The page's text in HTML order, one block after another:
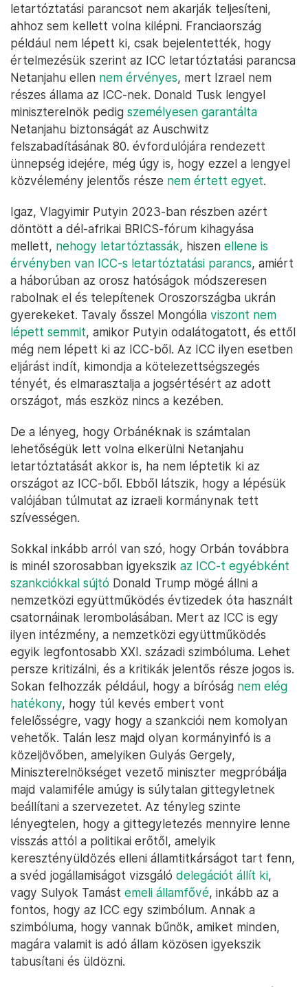
letartóztatási parancsot nem akarják teljesíteni,
ahhoz sem kellett volna kilépni. Franciaország
például nem lépett ki, csak bejelentették, hogy
értelmezésük szerint az ICC letartóztatási parancsa
Netanjahu ellen nem érvényes, mert Izrael nem
részes állama az ICC-nek. Donald Tusk lengyel
miniszterelnök pedig személyesen garantálta
Netanjahu biztonságát az Auschwitz
felszabadításának 80. évfordulójára rendezett
ünnepség idejére, még úgy is, hogy ezzel a lengyel
közvélemény jelentős része nem értett egyet.
Igaz, Vlagyimir Putyin 2023-ban részben azért
döntött a dél-afrikai BRICS-fórum kihagyása
mellett, nehogy letartóztassák, hiszen ellene is
érvényben van ICC-s letartóztatási parancs, amiért
a háborúban az orosz hatóságok módszeresen
rabolnak el és telepítenek Oroszországba ukrán
gyerekeket. Tavaly ősszel Mongólia viszont nem
lépett semmit, amikor Putyin odalátogatott, és ettől
még nem lépett ki az ICC-ből. Az ICC ilyen esetben
eljárást indít, kimondja a kötelezettségszegés
tényét, és elmarasztalja a jogsértésért az adott
országot, más eszköz nincs a kezében.
De a lényeg, hogy Orbánéknak is számtalan
lehetőségük lett volna elkerülni Netanjahu
letartóztatását akkor is, ha nem léptetik ki az
országot az ICC-ből. Ebből látszik, hogy a lépésük
valójában túlmutat az izraeli kormánynak tett
szívességen.
Sokkal inkább arról van szó, hogy Orbán továbbra
is minél szorosabban igyekszik az ICC-t egyébként
szankciókkal sújtó Donald Trump mögé állni a
nemzetközi együttműködés évtizedek óta használt
csatornáinak lerombolásában. Mert az ICC is egy
ilyen intézmény, a nemzetközi együttműködés
egyik legfontosabb XXI. századi szimbóluma. Lehet
persze kritizálni, és a kritikák jelentős része jogos is.
Sokan felhozzák például, hogy a bíróság nem elég
hatékony, hogy túl kevés embert vont
felelősségre, vagy hogy a szankciói nem komolyan
vehetők. Talán lesz majd olyan kormányinfó is a
közeljövőben, amelyiken Gulyás Gergely,
Miniszterelnökséget vezető miniszter megpróbálja
majd valamiféle amúgy is súlytalan gittegyletnek
beállítani a szervezetet. Az tényleg szinte
lényegtelen, hogy a gittegyletezés mennyire lenne
visszás attól a politikai erőtől, amelyik
keresztényüldözés elleni államtitkárságot tart fenn,
a svéd jogállamiságot vizsgáló delegációt állít ki,
vagy Sulyok Tamást emeli államfővé, inkább az a
fontos, hogy az ICC egy szimbólum. Annak a
szimbóluma, hogy vannak bűnök, amiket minden,
magára valamit is adó állam közösen igyekszik
tabusítani és üldözni.